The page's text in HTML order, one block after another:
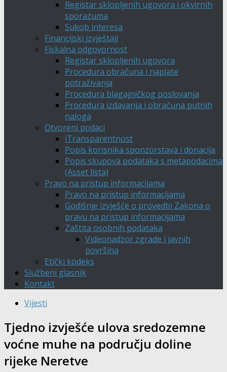
Registar sklopljenih ugovora i okvirnih
sporazuma
Sukob interesa
Financijski izvještaji
Fiskalna odgovornost
Registar sklopljenih ugovora
Procedura obračuna i naplate
potraživanja
Procedura blagajničkog poslovanja
Procedura izdavanja i obračuna putnih
naloga
Otvoreni podaci
iTransparentnost
Popis korisnika sponzorstava i donacija
Popis skupova podataka s metapodacima
(Asset lista)
Pravo na pristup informacijama
Pravo na pristup informacijama
Godišnje izvješće o provedbi Zakona o
pravu na pristup informacijama
Zaštita osobnih podataka
Videonadzor zgrade i javnih
površina
Etički kodeks
Službeni glasnik
Kontakt
Vijesti
Tjedno izvješće ulova sredozemne
voćne muhe na području doline
rijeke Neretve